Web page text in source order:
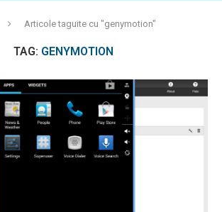
Articole taguite cu "genymotion"
TAG: GENYMOTION